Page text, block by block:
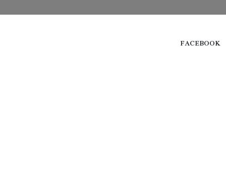
FACEBOOK